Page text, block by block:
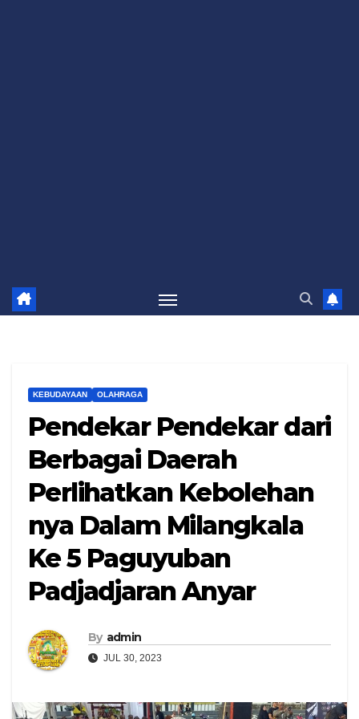
KEBUDAYAAN OLAHRAGA
Pendekar Pendekar dari
Berbagai Daerah
Perlihatkan Kebolehan
nya Dalam Milangkala
Ke 5 Paguyuban
Padjadjaran Anyar
By admin
JUL 30, 2023